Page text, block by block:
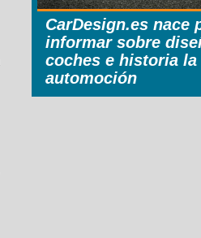
CarDesign.es nace
informar sobre
coches e historia la
automoción